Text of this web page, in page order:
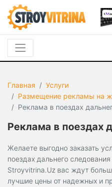
Главная
Услуги
Размещение рекламы на
Реклама в поездах
Реклама в поездах
Желаете выгодно заказать
поездах дальнего
Stroyvitrina.Uz вас ждут
лучшие цены от надежных и